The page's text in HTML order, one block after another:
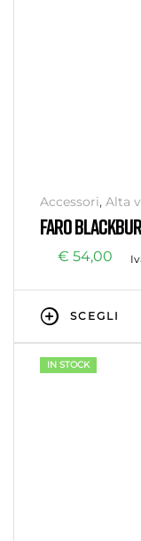
Accessori, Alta
Senza categoria
FARO
€ 54,00
SCEGLI
IN STOCK